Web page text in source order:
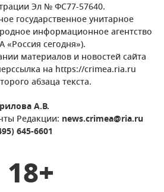
Эл № ФС77-57640.
государственное унитарное
информационное агентство
«Россия сегодня»).
материалов и новостей сайта
на https://crimea.ria.ru
абзаца текста.
А.В.
Редакции: news.crimea@ria.ru
645-6601
18+